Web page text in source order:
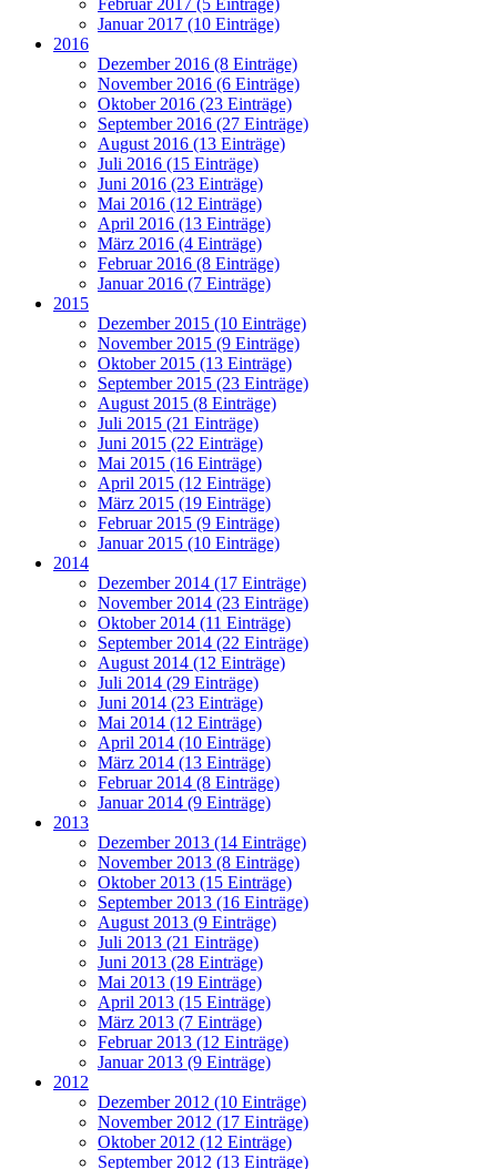
Januar 2017 (10 Einträge)
2016
Dezember 2016 (8 Einträge)
November 2016 (6 Einträge)
Oktober 2016 (23 Einträge)
September 2016 (27 Einträge)
August 2016 (13 Einträge)
Juli 2016 (15 Einträge)
Juni 2016 (23 Einträge)
Mai 2016 (12 Einträge)
April 2016 (13 Einträge)
März 2016 (4 Einträge)
Februar 2016 (8 Einträge)
Januar 2016 (7 Einträge)
2015
Dezember 2015 (10 Einträge)
November 2015 (9 Einträge)
Oktober 2015 (13 Einträge)
September 2015 (23 Einträge)
August 2015 (8 Einträge)
Juli 2015 (21 Einträge)
Juni 2015 (22 Einträge)
Mai 2015 (16 Einträge)
April 2015 (12 Einträge)
März 2015 (19 Einträge)
Februar 2015 (9 Einträge)
Januar 2015 (10 Einträge)
2014
Dezember 2014 (17 Einträge)
November 2014 (23 Einträge)
Oktober 2014 (11 Einträge)
September 2014 (22 Einträge)
August 2014 (12 Einträge)
Juli 2014 (29 Einträge)
Juni 2014 (23 Einträge)
Mai 2014 (12 Einträge)
April 2014 (10 Einträge)
März 2014 (13 Einträge)
Februar 2014 (8 Einträge)
Januar 2014 (9 Einträge)
2013
Dezember 2013 (14 Einträge)
November 2013 (8 Einträge)
Oktober 2013 (15 Einträge)
September 2013 (16 Einträge)
August 2013 (9 Einträge)
Juli 2013 (21 Einträge)
Juni 2013 (28 Einträge)
Mai 2013 (19 Einträge)
April 2013 (15 Einträge)
März 2013 (7 Einträge)
Februar 2013 (12 Einträge)
Januar 2013 (9 Einträge)
2012
Dezember 2012 (10 Einträge)
November 2012 (17 Einträge)
Oktober 2012 (12 Einträge)
September 2012 (13 Einträge)